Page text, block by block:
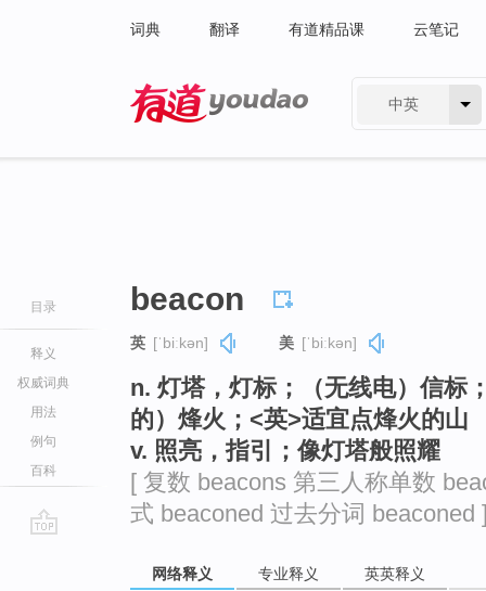
词典 翻译 有道精品课 云笔记
中英
目录
释义
权威词典
用法
例句
百科
beacon
英 [ˈbiːkən] 美 [ˈbiːkən]
n. 灯塔，灯标；（无线电）信标
的）烽火；<英>适宜点烽火的山
v. 照亮，指引；像灯塔般照耀
[ 复数 beacons 第三人称单数
式 beaconed 过去分词 beaconed
网络释义 专业释义 英英释义